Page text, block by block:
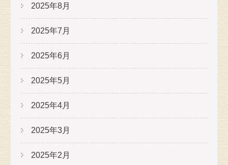
2025年8月
2025年7月
2025年6月
2025年5月
2025年4月
2025年3月
2025年2月